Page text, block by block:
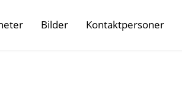
Bilder Kontaktpersoner